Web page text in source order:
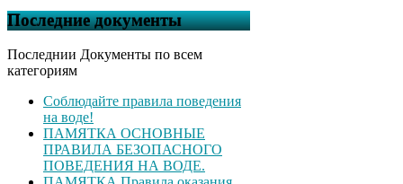
Последние документы
Последнии Документы по всем
категориям
Соблюдайте правила поведения
на воде!
ПАМЯТКА ОСНОВНЫЕ
ПРАВИЛА БЕЗОПАСНОГО
ПОВЕДЕНИЯ НА ВОДЕ.